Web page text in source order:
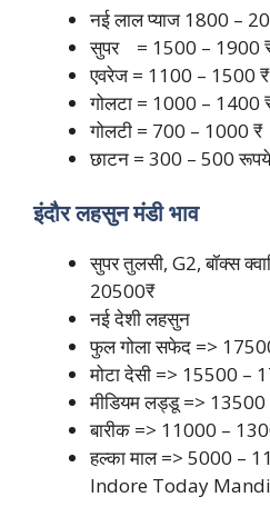
नई लाल प्याज 1800 –
सुपर = 1500 – 1900
एवरेज = 1100 – 1500 ₹
गोलटा = 1000 – 1400
गोलटी = 700 – 1000 ₹
छाटन = 300 – 500 रूपये
इंदौर लहसुन मंडी भाव
सुपर तुलसी, G2, बॉक्स
20500₹
नई देशी लहसुन
फुल गोला सफेद =>
मोटा देसी => 15500 –
मीडियम लड्डू =>
बारीक => 11000 –
हल्का माल => 5000 –
Indore Today